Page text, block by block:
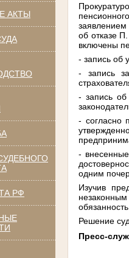
АКТЫ
РФ
об отказе
включены
- запись об
- запись
- запись об
- согласно
-
одним
Изучив
Решение
Пресс-